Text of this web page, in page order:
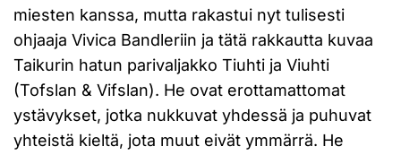
miesten kanssa, mutta rakastui nyt tulisesti
ohjaaja Vivica Bandleriin ja tätä rakkautta kuvaa
Taikurin hatun parivaljakko Tiuhti ja Viuhti
(Tofslan & Vifslan). He ovat erottamattomat
ystävykset, jotka nukkuvat yhdessä ja puhuvat
yhteistä kieltä, jota muut eivät ymmärrä. He